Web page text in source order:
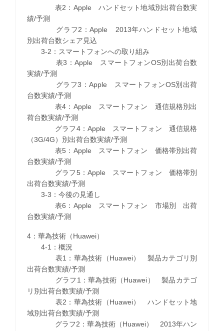
表2：Apple ハンドセット地域別出荷台数実
績/予測
グラフ2：Apple 2013年ハンドセット地域
別出荷台数シェア見込
3-2：スマートフォンへの取り組み
表3：Apple スマートフォンOS別出荷台数
実績/予測
グラフ3：Apple スマートフォンOS別出荷
台数実績/予測
表4：Apple スマートフォン 通信規格別出
荷台数実績/予測
グラフ4：Apple スマートフォン 通信規格
（3G/4G）別出荷台数実績/予測
表5：Apple スマートフォン 価格帯別出荷
台数実績/予測
グラフ5：Apple スマートフォン 価格帯別
出荷台数実績/予測
3-3：今後の見通し
表6：Apple スマートフォン 市場別 出荷
台数実績/予測
4：華為技術（Huawei）
4-1：概況
表1：華為技術（Huawei） 製品カテゴリ別
出荷台数実績/予測
グラフ1：華為技術（Huawei） 製品カテゴ
リ別出荷台数実績/予測
表2：華為技術（Huawei） ハンドセット地
域別出荷台数実績/予測
グラフ2：華為技術（Huawei） 2013年ハン